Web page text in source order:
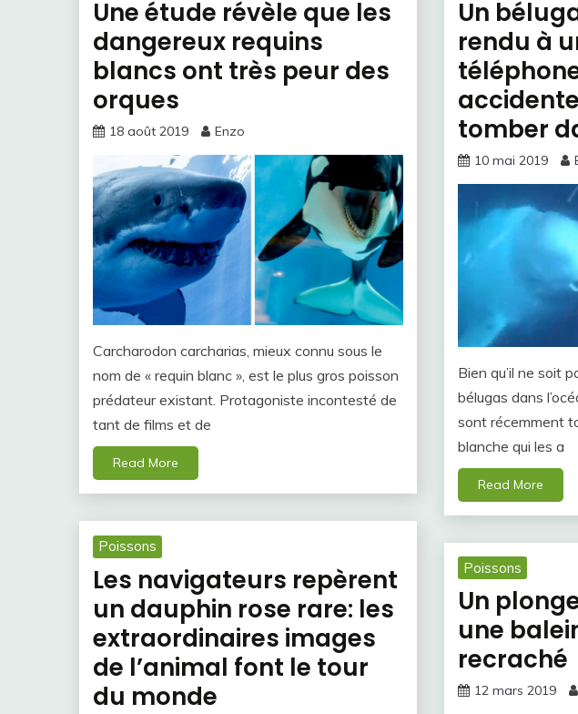
Une étude révèle que les
dangereux requins
blancs ont très peur des
orques
18 août 2019 Enzo
Carcharodon carcharias, mieux connu sous le
nom de « requin blanc », est le plus gros poisson
prédateur existant. Protagoniste incontesté de
tant de films et de
Read More
Un
rendu à
tomber
10 mai 2019
Bien qu’il ne soit
bélugas dans
sont récemment
blanche qui les a
Read More
Poissons
Les navigateurs repèrent
un dauphin rose rare: les
extraordinaires images
de l’animal font le tour
du monde
Poissons
Un
une
recraché
12 mars 2019